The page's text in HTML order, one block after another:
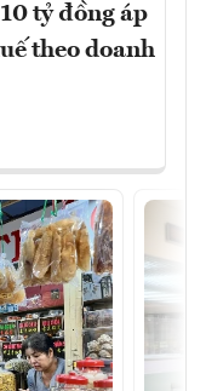
tỷ đồng áp
theo doanh